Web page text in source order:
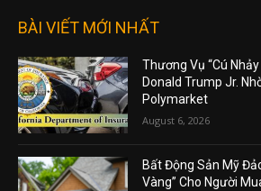
BÀI VIẾT MỚI NHẤT
Thương Vụ “Cú
Donald Trump Jr.
Polymarket
August 6, 2026
Bất Động Sản Mỹ
Vàng” Cho Người